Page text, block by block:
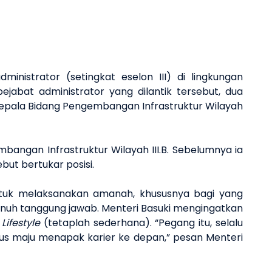
(setingkat eselon III) di lingkungan
administrator yang dilantik tersebut, dua
Bidang Pengembangan Infrastruktur Wilayah
Infrastruktur Wilayah III.B. Sebelumnya ia
bertukar posisi.
melaksanakan amanah, khususnya bagi yang
tanggung jawab. Menteri Basuki mengingatkan
(tetaplah sederhana). “Pegang itu, selalu
maju menapak karier ke depan,” pesan Menteri